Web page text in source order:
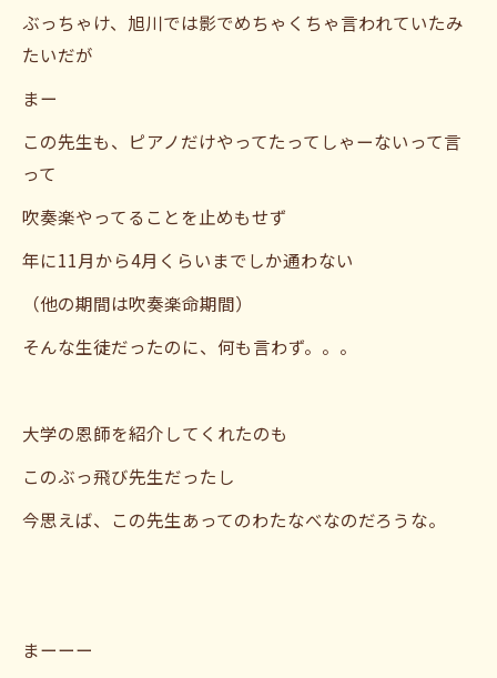
ぶっちゃけ、旭川では影でめちゃくちゃ言われていたみ
たいだが
まー
この先生も、ピアノだけやってたってしゃーないって言
って
吹奏楽やってることを止めもせず
年に11月から4月くらいまでしか通わない
（他の期間は吹奏楽命期間）
そんな生徒だったのに、何も言わず。。。
大学の恩師を紹介してくれたのも
このぶっ飛び先生だったし
今思えば、この先生あってのわたなべなのだろうな。
まーーー